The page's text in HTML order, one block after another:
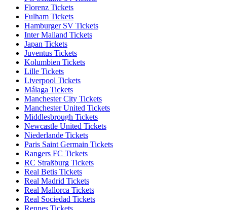
Florenz Tickets
Fulham Tickets
Hamburger SV Tickets
Inter Mailand Tickets
Japan Tickets
Juventus Tickets
Kolumbien Tickets
Lille Tickets
Liverpool Tickets
Málaga Tickets
Manchester City Tickets
Manchester United Tickets
Middlesbrough Tickets
Newcastle United Tickets
Niederlande Tickets
Paris Saint Germain Tickets
Rangers FC Tickets
RC Straßburg Tickets
Real Betis Tickets
Real Madrid Tickets
Real Mallorca Tickets
Real Sociedad Tickets